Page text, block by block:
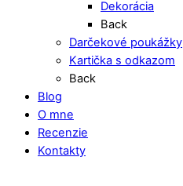
Dekorácia
Back
Darčekové poukážky
Kartička s odkazom
Back
Blog
O mne
Recenzie
Kontakty